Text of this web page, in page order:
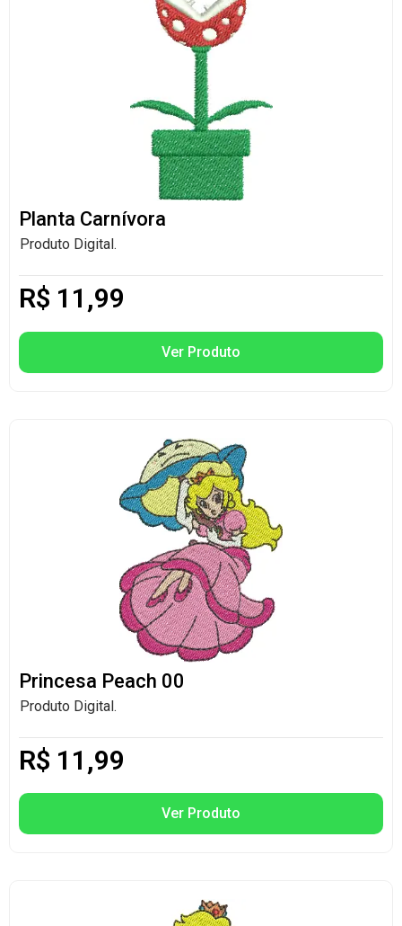
Planta Carnívora
Produto Digital.
R$ 11,99
Ver Produto
Princesa Peach 00
Produto Digital.
R$ 11,99
Ver Produto